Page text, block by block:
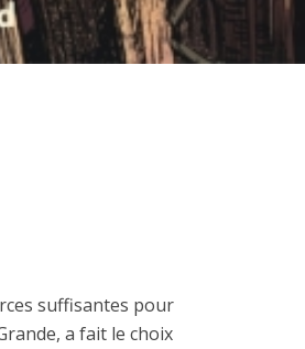
suffisantes pour
a fait le choix